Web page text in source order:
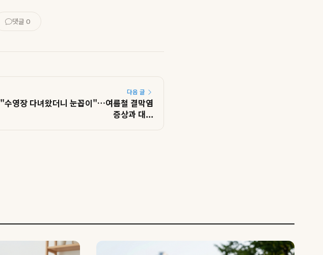
댓글 0
다음 글
"수영장 다녀왔더니 눈꼽이"…여름철 결막염
증상과 대...